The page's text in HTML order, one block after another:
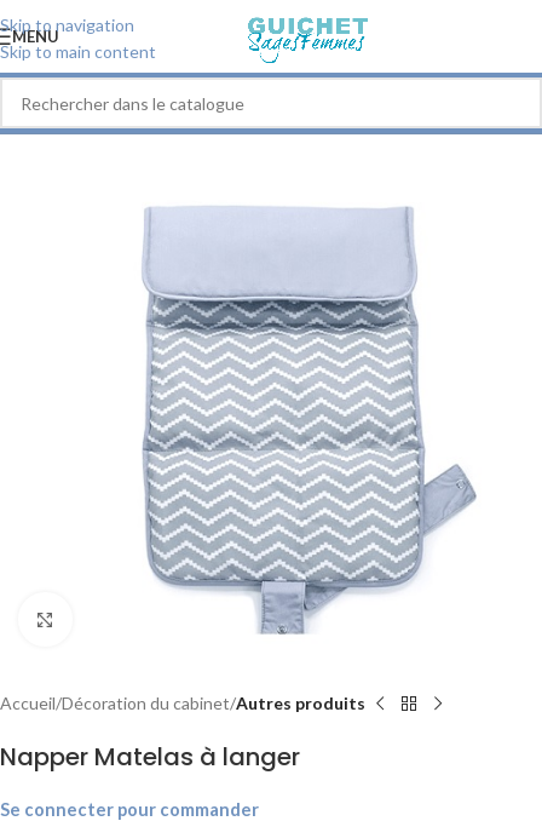
Skip to navigation
Skip to main content
MENU
Accueil Décoration du cabinet Autres produits
Napper Matelas à langer
Se connecter pour commander